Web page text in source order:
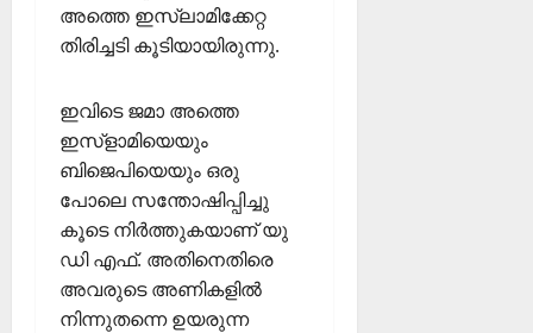
അത്തെ ഇസ്‌ലാമിക്കേറ്റ
തിരിച്ചടി കൂടിയായിരുന്നു.
ഇവിടെ ജമാ അത്തെ
ഇസ്ളാമിയെയും
ബിജെപിയെയും ഒരു
പോലെ സന്തോഷിപ്പിച്ചു
കൂടെ നിർത്തുകയാണ് യു
ഡി എഫ്. അതിനെതിരെ
അവരുടെ അണികളിൽ
നിന്നുതന്നെ ഉയരുന്ന